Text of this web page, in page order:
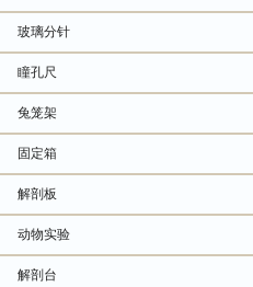
玻璃分针
瞳孔尺
兔笼架
固定箱
解剖板
动物实验
解剖台